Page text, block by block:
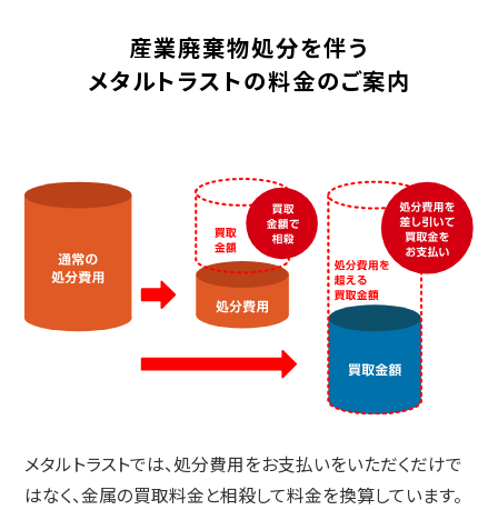
産業廃棄物処分を伴う
メタルトラストの料金のご案内
メタルトラストでは、処分費用をお支払いをいただくだけで
はなく、金属の買取料金と相殺して料金を換算しています。